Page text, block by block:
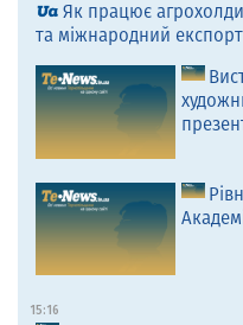
Як працює
та міжнародний експорт
15:16